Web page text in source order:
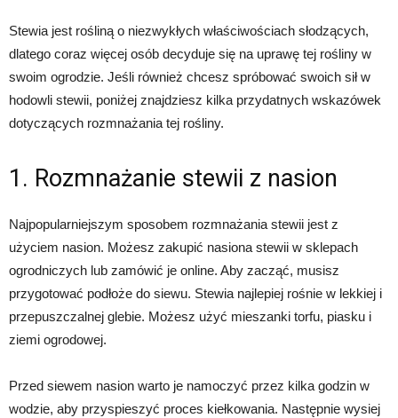
Stewia jest rośliną o niezwykłych właściwościach słodzących,
dlatego coraz więcej osób decyduje się na uprawę tej rośliny w
swoim ogrodzie. Jeśli również chcesz spróbować swoich sił w
hodowli stewii, poniżej znajdziesz kilka przydatnych wskazówek
dotyczących rozmnażania tej rośliny.
1. Rozmnażanie stewii z nasion
Najpopularniejszym sposobem rozmnażania stewii jest z
użyciem nasion. Możesz zakupić nasiona stewii w sklepach
ogrodniczych lub zamówić je online. Aby zacząć, musisz
przygotować podłoże do siewu. Stewia najlepiej rośnie w lekkiej i
przepuszczalnej glebie. Możesz użyć mieszanki torfu, piasku i
ziemi ogrodowej.
Przed siewem nasion warto je namoczyć przez kilka godzin w
wodzie, aby przyspieszyć proces kiełkowania. Następnie wysiej